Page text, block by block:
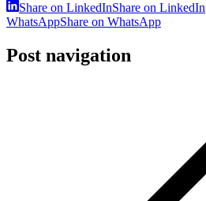
Share on LinkedInShare on LinkedIn
WhatsAppShare on WhatsApp
Post navigation